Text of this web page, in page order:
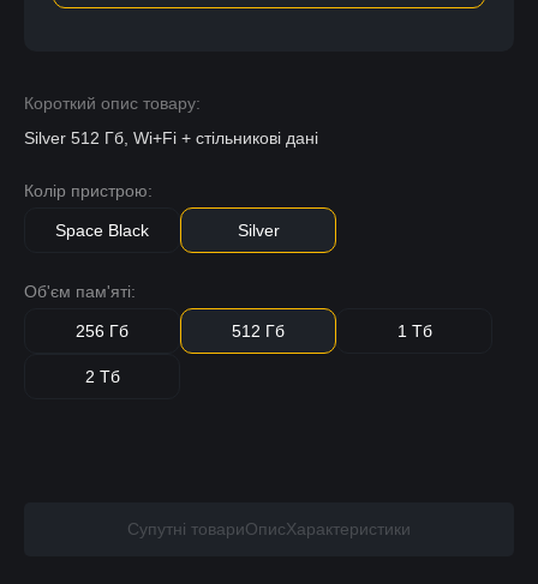
Короткий опис товару:
Silver 512 Гб, Wi+Fi + стільникові дані
Колір пристрою:
Space Black Silver
Об'єм пам'яті:
256 Гб 512 Гб 1 Тб
2 Тб
Супутні товариОписХарактеристики